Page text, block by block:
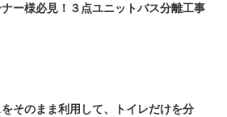
ー様必見！３点ユニットバス分離工事
をそのまま利用して、トイレだけを分